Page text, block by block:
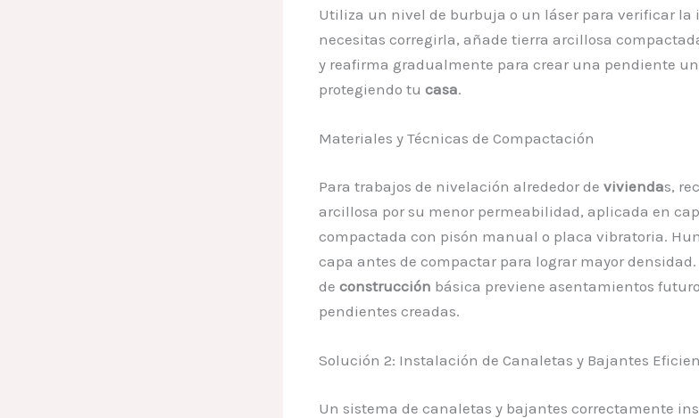
Utiliza un nivel de burbuja o un láser para verificar la
necesitas corregirla, añade tierra arcillosa
y reafirma gradualmente para crear una pendiente
protegiendo tu casa.
Materiales y Técnicas de Compactación
Para trabajos de nivelación alrededor de viviendas,
arcillosa por su menor permeabilidad, aplicada en
compactada con pisón manual o placa vibratoria.
capa antes de compactar para lograr mayor
de construcción básica previene asentamientos
pendientes creadas.
Solución 2: Instalación de Canaletas y Bajantes
Un sistema de canaletas y bajantes correctamente